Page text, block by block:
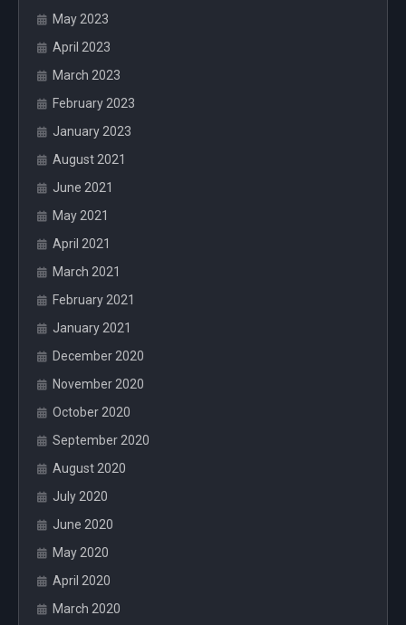
May 2023
April 2023
March 2023
February 2023
January 2023
August 2021
June 2021
May 2021
April 2021
March 2021
February 2021
January 2021
December 2020
November 2020
October 2020
September 2020
August 2020
July 2020
June 2020
May 2020
April 2020
March 2020